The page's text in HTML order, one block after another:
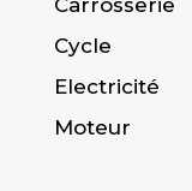
Carrosserie
Cycle
Electricité
Moteur